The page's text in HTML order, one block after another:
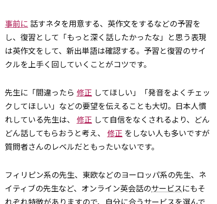
事前に 話すネタを用意する、英作文をするなどの予習を
し、復習として「もっと深く話したかったな」と思う表現
は英作文をして、新出単語は確認する。予習と復習のサイ
クルを上手く回していくことがコツです。
先生に「間違ったら 修正 してほしい」「発音をよくチェッ
クしてほしい」などの要望を伝えることも大切。日本人慣
れしている先生は、 修正 して自信をなくされるより、どん
どん話してもらおうと考え、 修正 をしない人も多いですが
質問者さんのレベルだともったいないです。
フィリピン系の先生、東欧などのヨーロッパ系の先生、ネ
イティブの先生など、オンライン英会話のサービスにもそ
れぞれ特徴がありますので、自分に合うサービスを選んで